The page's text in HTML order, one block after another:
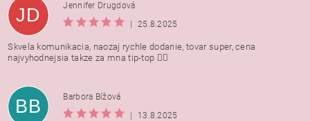
JD
Jennifer Drugdová
|
25.8.2025
Skvela komunikacia, naozaj rychle dodanie, tovar super, cena
najvyhodnejsia takze za mna tip-top 👍🏻
BB
Barbora Bížová
|
13.8.2025